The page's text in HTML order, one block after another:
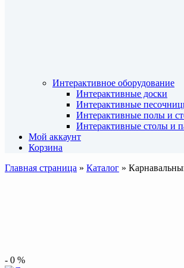
Интерактивное оборудование
Интерактивные доски
Интерактивные
Интерактивные полы и
Интерактивные столы и
Мой аккаунт
Корзина
Главная страница » Каталог »
- 0 %